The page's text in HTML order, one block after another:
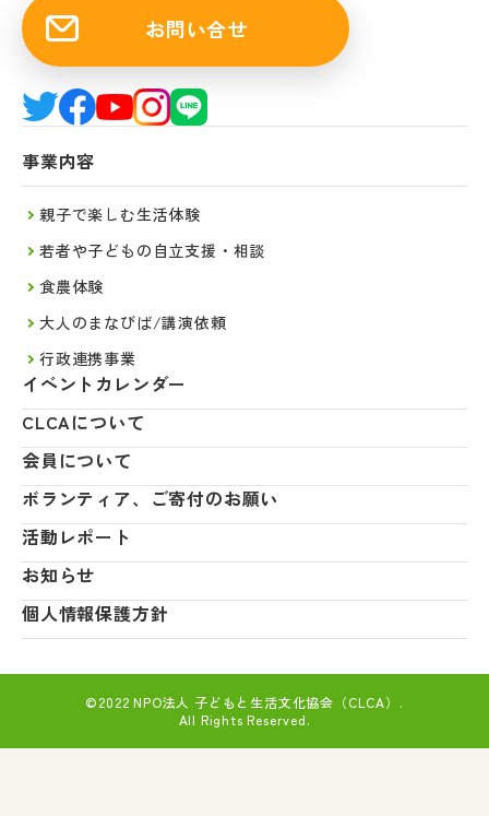
お問い合せ
事業内容
親子で楽しむ生活体験
若者や子どもの自立支援・相談
食農体験
大人のまなびば/講演依頼
行政連携事業
イベントカレンダー
CLCAについて
会員について
ボランティア、ご寄付のお願い
活動レポート
お知らせ
個人情報保護方針
©2022 NPO法人 子どもと生活文化協会（CLCA）.
All Rights Reserved.